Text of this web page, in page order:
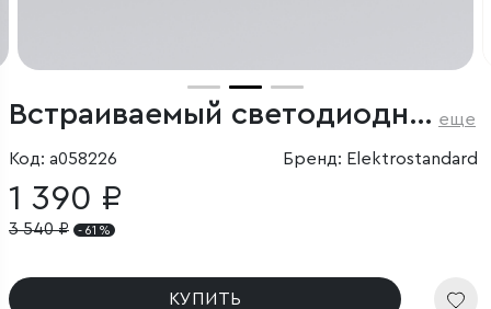
Встраиваемый светодиодный светильник Diffe черный еще
Код: a058226 Бренд: Elektrostandard
1 390 ₽
3 540₽ - 61 %
КУПИТЬ